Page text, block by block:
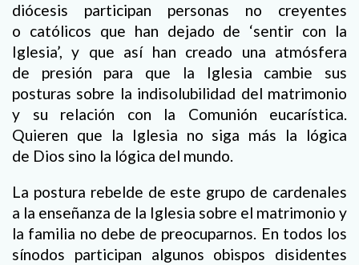
diócesis participan personas no creyentes
o católicos que han dejado de ‘sentir con la
Iglesia’, y que así han creado una atmósfera
de presión para que la Iglesia cambie sus
posturas sobre la indisolubilidad del matrimonio
y su relación con la Comunión eucarística.
Quieren que la Iglesia no siga más la lógica
de Dios sino la lógica del mundo.
La postura rebelde de este grupo de cardenales
a la enseñanza de la Iglesia sobre el matrimonio y
la familia no debe de preocuparnos. En todos los
sínodos participan algunos obispos disidentes